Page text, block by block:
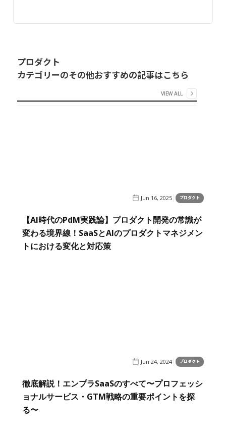
プロダクト
カテゴリーのその他おすすめの記事はこちら
VIEW ALL
Jun 16, 2025 プロダクト
【AI時代のPdM実践論】プロダクト開発の常識が
変わる境界線！SaaSとAIのプロダクトマネジメン
トにおける変化と対応策
Jun 24, 2024 プロダクト
徹底解説！エンプラSaaSのすべて〜プロフェッシ
ョナルサービス・GTM戦略の重要ポイントを探
る〜